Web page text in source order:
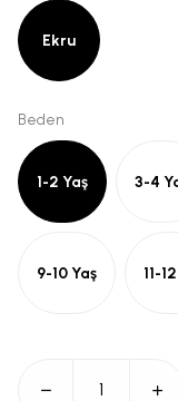
Ekru
Beden
1-2 Yaş 3-4
9-10 Yaş 11-